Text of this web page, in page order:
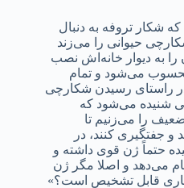
شکار تروفه به دنبال
حیوانی را می‌زند
را به دیوار خانه‌اش نصب
محسوب می‌شود و تمام
راستای رسیدن شکارچی
شنیده می‌شود که
را می‌زنیم تا
و جفتگیری کنند، در
حتماً ژن قوی داشته و
می‌دهد و اصلا مگر ژن
قابل تشخیص است؟»